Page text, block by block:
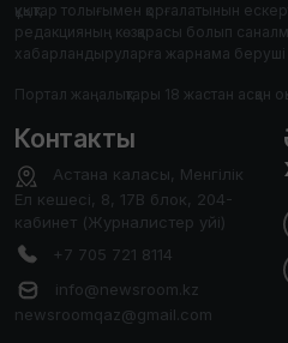
құқықтар толығымен қорғалатынын
редакцияның көзқарасы болып
хабарландыруларға жарнама беруші
Портал жаңалықтары 18 жастан асқан
Контакты
Астана каласы, Менгілік
Ел кешесі, 8, 17В блок, 204-
кабинет (Журналистер уйі)
+7 705 721 8114
info@newsroom.kz
newsroomqaz@gmail.com